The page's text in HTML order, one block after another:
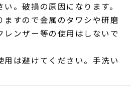
。破損の原因になります。
ますので金属のタワシや研磨
レンザー等の使用はしないで
用は避けてください。手洗い